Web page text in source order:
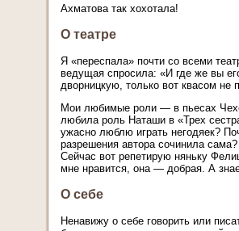
Ахматова так хохотала!
О театре
Я «переспала» почти со всеми
ведущая спросила: «И где же вы
дворницкую, только вот квасом не
Мои любимые роли — в пьесах
любила роль Наташи в «Трех
ужасно люблю играть негодяек?
разрешения автора сочинила
Сейчас вот репетирую няньку
мне нравится, она — добрая. А
О себе
Ненавижу о себе говорить или